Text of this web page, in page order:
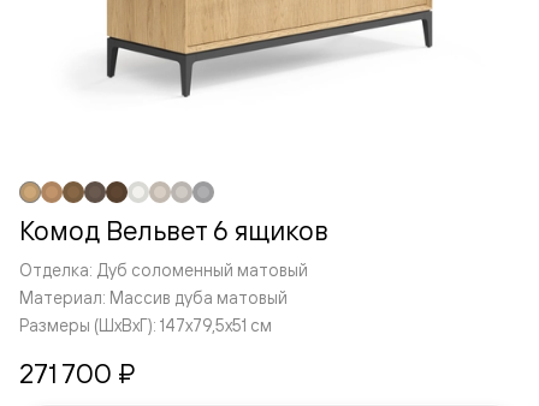
Комод Вельвет 6 ящиков
Отделка: Дуб соломенный матовый
Материал: Массив дуба матовый
Размеры (ШxВxГ): 147x79,5x51 см
271 700 ₽